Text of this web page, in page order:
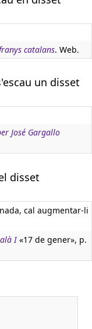
catalans. Web.
un disset
José Gargallo
disset
cal augmentar-li
I«17 de gener», p.